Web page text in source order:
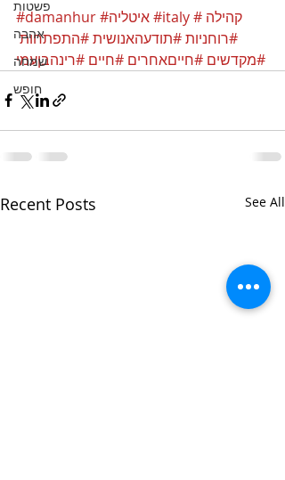
פשטות
אהבה
שמחה
חופש
#damanhur #איטליה#italy
#קהילה
#רוחניות#תודעהאנושית#התפתחות
#מקדשים #חייםאחרים #חיים #רינהבןעמי
Recent Posts See All